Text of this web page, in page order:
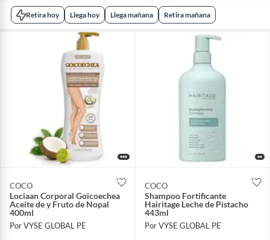
Retira hoy Llega hoy Llega mañana Retira mañana
COCO
Lociaan Corporal Goicoechea
Aceite de y Fruto de Nopal
400ml
Por VYSE GLOBAL PE
COCO
Shampoo Fortificante
Hairitage Leche de Pistacho
443ml
Por VYSE GLOBAL PE